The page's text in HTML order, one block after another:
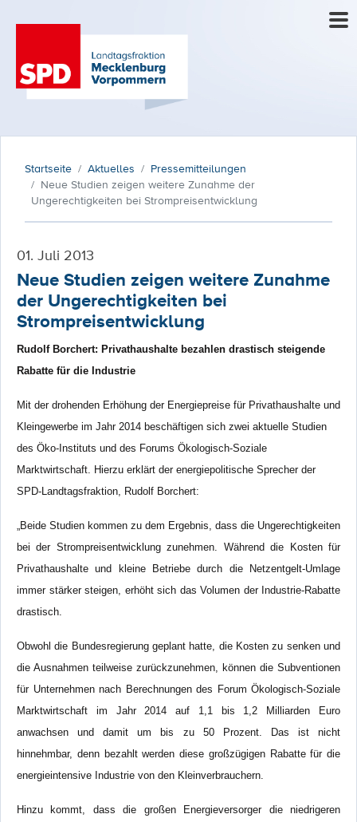
Startseite Aktuelles
Pressemitteilungen
Neue Studien zeigen weitere Zunahme der
Ungerechtigkeiten bei Strompreisentwicklung
01. Juli 2013
Neue Studien zeigen weitere Zunahme
der Ungerechtigkeiten bei
Strompreisentwicklung
Rudolf Borchert: Privathaushalte bezahlen drastisch steigende
Rabatte für die Industrie
Mit der drohenden Erhöhung der Energiepreise für Privathaushalte und
Kleingewerbe im Jahr 2014 beschäftigen sich zwei aktuelle Studien
des Öko-Instituts und des Forums Ökologisch-Soziale
Marktwirtschaft. Hierzu erklärt der energiepolitische Sprecher der
SPD-Landtagsfraktion, Rudolf Borchert:
„Beide Studien kommen zu dem Ergebnis, dass die Ungerechtigkeiten
bei der Strompreisentwicklung zunehmen. Während die Kosten für
Privathaushalte und kleine Betriebe durch die Netzentgelt-Umlage
immer stärker steigen, erhöht sich das Volumen der Industrie-Rabatte
drastisch.
Obwohl die Bundesregierung geplant hatte, die Kosten zu senken und
die Ausnahmen teilweise zurückzunehmen, können die Subventionen
für Unternehmen nach Berechnungen des Forum Ökologisch-Soziale
Marktwirtschaft im Jahr 2014 auf 1,1 bis 1,2 Milliarden Euro
anwachsen und damit um bis zu 50 Prozent. Das ist nicht
hinnehmbar, denn bezahlt werden diese großzügigen Rabatte für die
energieintensive Industrie von den Kleinverbrauchern.
Hinzu kommt, dass die großen Energieversorger die niedrigeren